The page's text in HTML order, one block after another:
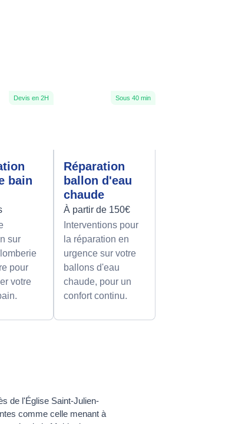
Devis en 2H
bain
sur
pour
votre
Sous 40 min
Réparation
ballon d'eau
chaude
À partir de 150€
Interventions pour
la réparation en
urgence sur votre
ballons d'eau
chaude, pour un
confort continu.
de l'Église Saint-Julien-
comme celle menant à